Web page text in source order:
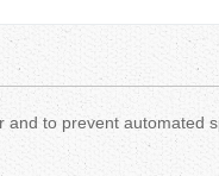
to prevent automated